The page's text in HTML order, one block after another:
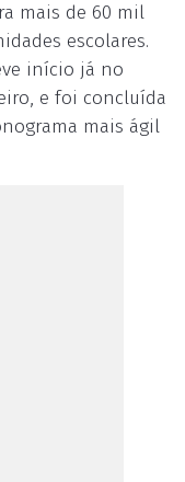
mais de 60 mil
escolares.
início já no
e foi concluída
mais ágil